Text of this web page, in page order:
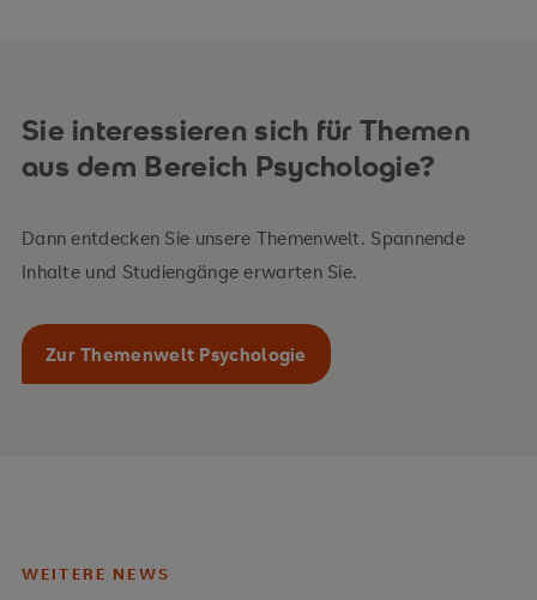
Sie interessieren sich für Themen
aus dem Bereich Psychologie?
Dann entdecken Sie unsere Themenwelt. Spannende
Inhalte und Studiengänge erwarten Sie.
Zur Themenwelt Psychologie
WEITERE NEWS